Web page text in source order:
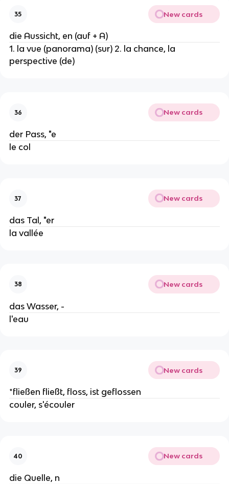
35 New cards
die Aussicht, en (auf + A)
1. la vue (panorama) (sur) 2. la chance, la
perspective (de)
36 New cards
der Pass, "e
le col
37 New cards
das Tal, "er
la vallée
38 New cards
das Wasser, -
l'eau
39 New cards
*fließen fließt, floss, ist geflossen
couler, s'écouler
40 New cards
die Quelle, n